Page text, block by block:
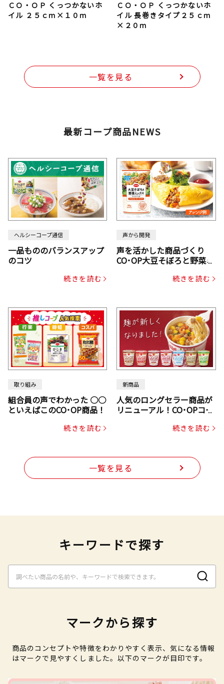
ＣＯ・ＯＰ くっつかないホ
イル ２５ｃｍ×１０ｍ
ＣＯ・ＯＰ くっつかないホ
イル 長巻きタイプ２５ｃｍ
×２０ｍ
一覧を見る
最新コープ商品NEWS
ヘルシーコープ通信
一品もののバランスアップ
のコツ
続きを読む
声から開発
声を活かした商品づくり
CO･OP大豆そぼろと野菜ミ
じん・コーン入り）続きを読む
取り組み
組合員の声でわかった ○○
といえばこのCO･OP商品！
続きを読む
新商品
人気のロングセラー商品が
リニューアル！CO･OPコー
続きを読む
一覧を見る
キーワードで探す
マークから探す
商品のコンセプトや特徴をわかりやすく表示、気になる情報
はマークで見やすくしました。以下のマークが目印です。